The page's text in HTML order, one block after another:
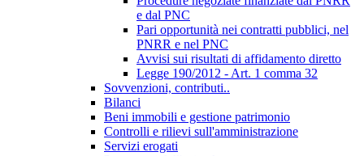
e dal PNC
Pari opportunità nei contratti pubblici, nel
PNRR e nel PNC
Avvisi sui risultati di affidamento diretto
Legge 190/2012 - Art. 1 comma 32
Sovvenzioni, contributi..
Bilanci
Beni immobili e gestione patrimonio
Controlli e rilievi sull'amministrazione
Servizi erogati